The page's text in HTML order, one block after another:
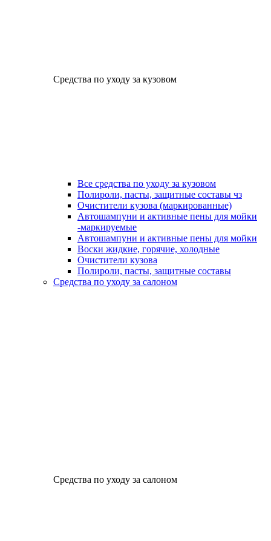
Средства по уходу за кузовом
Все средства по уходу за кузовом
Полироли, пасты, защитные составы чз
Очистители кузова (маркированные)
Автошампуни и активные пены для мойки
-маркируемые
Автошампуни и активные пены для мойки
Воски жидкие, горячие, холодные
Очистители кузова
Полироли, пасты, защитные составы
Средства по уходу за салоном
Средства по уходу за салоном